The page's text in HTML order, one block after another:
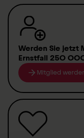
Werden Sie jetzt
Ernstfall 250
Mitglied